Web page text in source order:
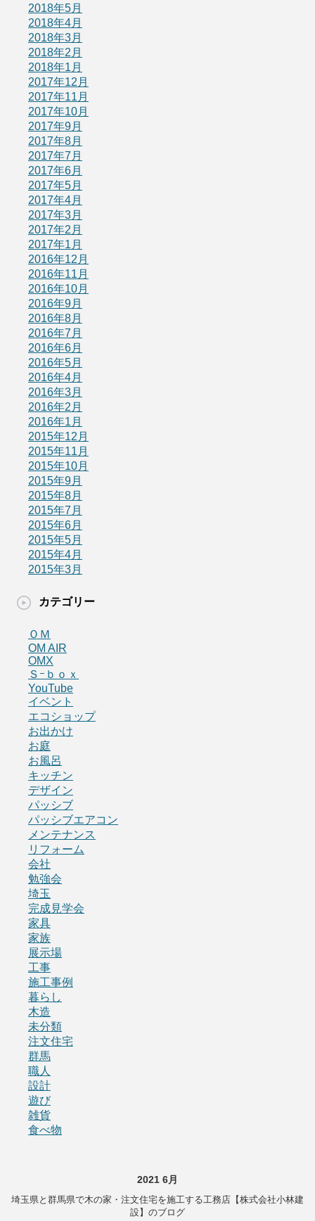
2018年5月
2018年4月
2018年3月
2018年2月
2018年1月
2017年12月
2017年11月
2017年10月
2017年9月
2017年8月
2017年7月
2017年6月
2017年5月
2017年4月
2017年3月
2017年2月
2017年1月
2016年12月
2016年11月
2016年10月
2016年9月
2016年8月
2016年7月
2016年6月
2016年5月
2016年4月
2016年3月
2016年2月
2016年1月
2015年12月
2015年11月
2015年10月
2015年9月
2015年8月
2015年7月
2015年6月
2015年5月
2015年4月
2015年3月
カテゴリー
ＯＭ
OM AIR
OMX
Ｓｰｂｏｘ
YouTube
イベント
エコショップ
お出かけ
お庭
お風呂
キッチン
デザイン
パッシブ
パッシブエアコン
メンテナンス
リフォーム
会社
勉強会
埼玉
完成見学会
家具
家族
展示場
工事
施工事例
暮らし
木造
未分類
注文住宅
群馬
職人
設計
遊び
雑貨
食べ物
2021 6月
埼玉県と群馬県で木の家・注文住宅を施工する工務店【株式会社小林建
設】のブログ